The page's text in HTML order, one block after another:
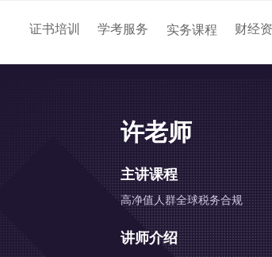
证书培训 学考服务 实务课程 财经
许老师
主讲课程
高净值人群全球税务合规
讲师介绍